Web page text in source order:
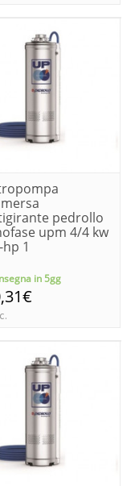
pedrollo
upm 4/4 kw
1
in 5gg